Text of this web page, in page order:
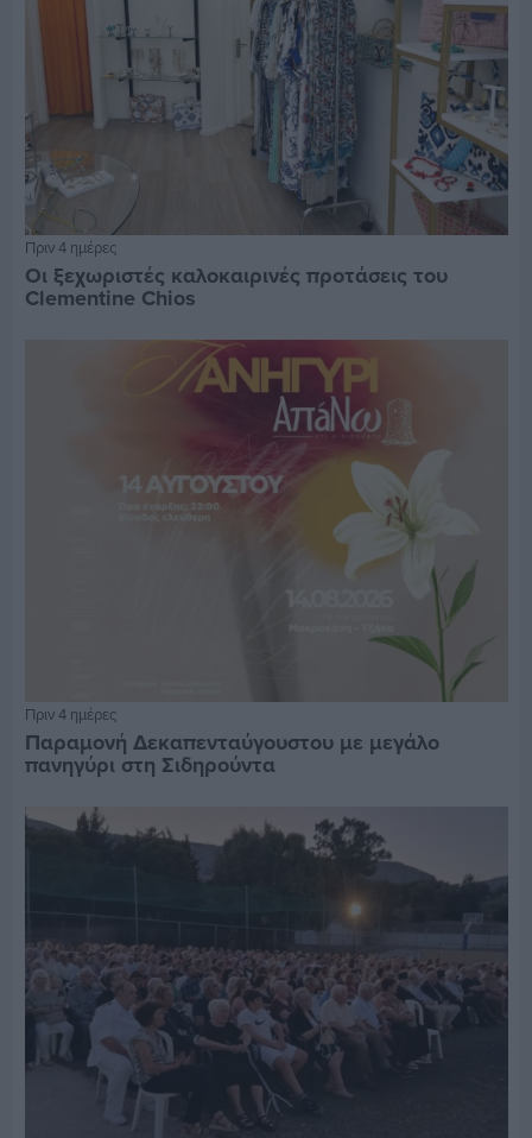
Πριν 4 ημέρες
Οι ξεχωριστές καλοκαιρινές προτάσεις του
Clementine Chios
Πριν 4 ημέρες
Παραμονή Δεκαπενταύγουστου με μεγάλο
πανηγύρι στη Σιδηρούντα